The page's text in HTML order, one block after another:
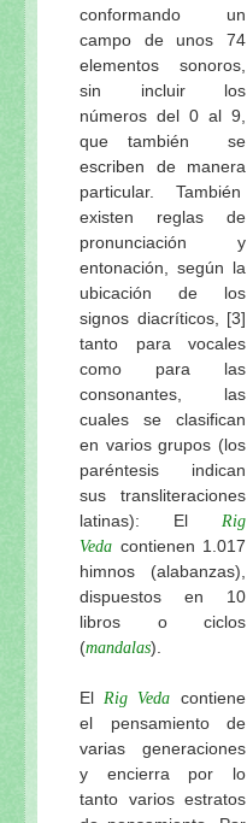
conformando un
campo de unos 74
elementos sonoros,
sin incluir los
números del 0 al 9,
que también se
escriben de manera
particular. También
existen reglas de
pronunciación y
entonación, según la
ubicación de los
signos diacríticos, [3]
tanto para vocales
como para las
consonantes, las
cuales se clasifican
en varios grupos (los
paréntesis indican
sus transliteraciones
latinas): El Rig
Veda contienen 1.017
himnos (alabanzas),
dispuestos en 10
libros o ciclos
(mandalas).
El Rig Veda contiene
el pensamiento de
varias generaciones
y encierra por lo
tanto varios estratos